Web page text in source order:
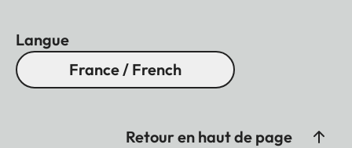
Langue
France / French
Retour en haut de page